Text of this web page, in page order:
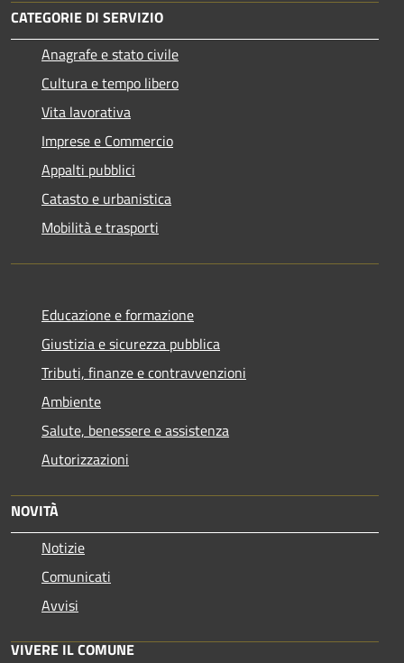
CATEGORIE DI SERVIZIO
Anagrafe e stato civile
Cultura e tempo libero
Vita lavorativa
Imprese e Commercio
Appalti pubblici
Catasto e urbanistica
Mobilità e trasporti
Educazione e formazione
Giustizia e sicurezza pubblica
Tributi, finanze e contravvenzioni
Ambiente
Salute, benessere e assistenza
Autorizzazioni
NOVITÀ
Notizie
Comunicati
Avvisi
VIVERE IL COMUNE